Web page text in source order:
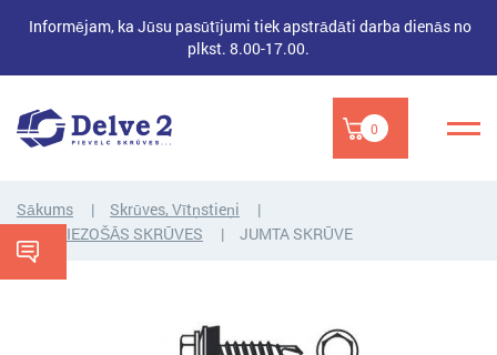
Informējam, ka Jūsu pasūtījumi tiek apstrādāti darba dienās no
plkst. 8.00-17.00.
0
Sākums
Skrūves, Vītņstieņi
PAŠGRIEZOŠĀS SKRŪVES
JUMTA SKRŪVE